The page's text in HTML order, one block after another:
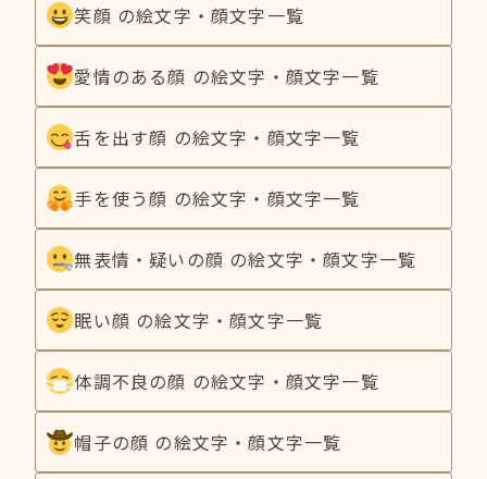
笑顔 の絵文字・顔文字一覧
愛情のある顔 の絵文字・顔文字一覧
舌を出す顔 の絵文字・顔文字一覧
手を使う顔 の絵文字・顔文字一覧
無表情・疑いの顔 の絵文字・顔文字一覧
眠い顔 の絵文字・顔文字一覧
体調不良の顔 の絵文字・顔文字一覧
帽子の顔 の絵文字・顔文字一覧